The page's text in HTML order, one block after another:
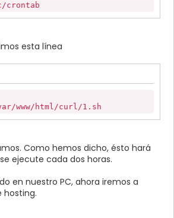
crontab
esta línea
html/curl/1.sh
Como hemos dicho, ésto hará
ejecute cada dos horas.
en nuestro PC, ahora iremos a
hosting.